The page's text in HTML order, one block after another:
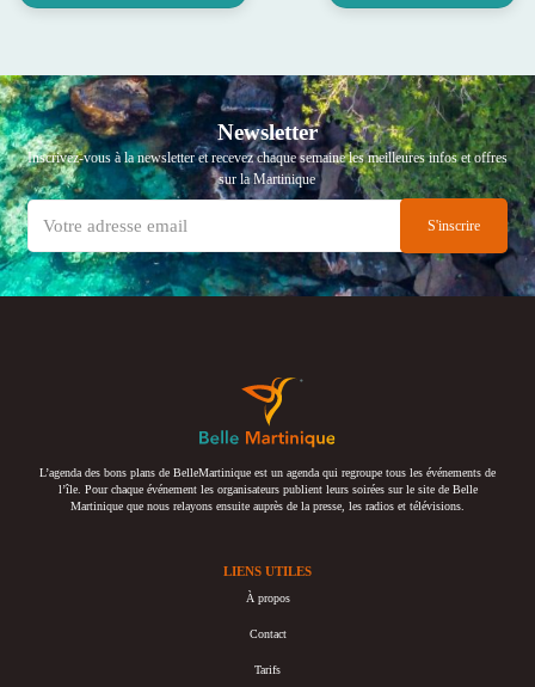
Newsletter
Inscrivez-vous à la newsletter et recevez chaque semaine les meilleures infos et offres
sur la Martinique
L’agenda des bons plans de BelleMartinique est un agenda qui regroupe tous les événements de
l’île. Pour chaque événement les organisateurs publient leurs soirées sur le site de Belle
Martinique que nous relayons ensuite auprès de la presse, les radios et télévisions.
LIENS UTILES
À propos
Contact
Tarifs